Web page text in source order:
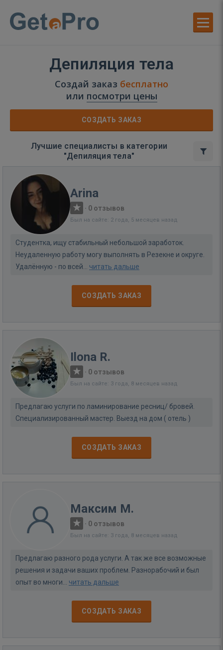
Депиляция тела
Создай заказ бесплатно
или посмотри цены
СОЗДАТЬ ЗАКАЗ
Лучшие специалисты в категории
"Депиляция тела"
Arina
· 0 отзывов
Был на сайте: 2 года, 5 месяцев назад
Студентка, ищу стабильный небольшой заработок.
Неудаленную работу могу выполнять в Резекне и округе.
Удалённую - по всей... читать дальше
СОЗДАТЬ ЗАКАЗ
Ilona R.
· 0 отзывов
Был на сайте: 3 года, 8 месяцев назад
Предлагаю услуги по ламинирование ресниц/ бровей.
Специализированный мастер. Выезд на дом ( отель )
СОЗДАТЬ ЗАКАЗ
Максим М.
· 0 отзывов
Был на сайте: 3 года, 8 месяцев назад
Предлагаю разного рода услуги. А так же все возможные
решения и задачи ваших проблем. Разнорабочий и был
опыт во многи... читать дальше
СОЗДАТЬ ЗАКАЗ